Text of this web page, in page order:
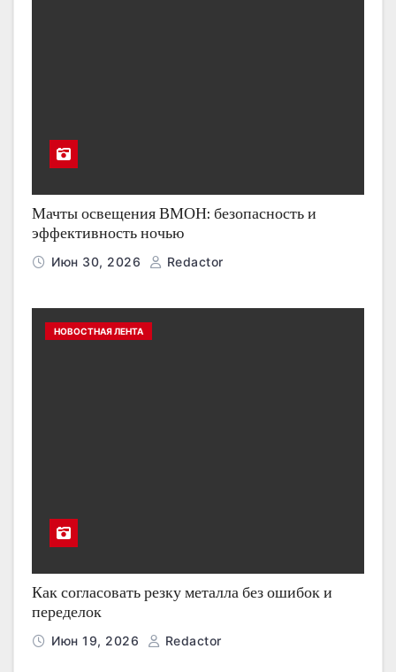
Мачты освещения ВМОН: безопасность и
эффективность ночью
Июн 30, 2026 Redactor
НОВОСТНАЯ ЛЕНТА
Как согласовать резку металла без ошибок и
переделок
Июн 19, 2026 Redactor